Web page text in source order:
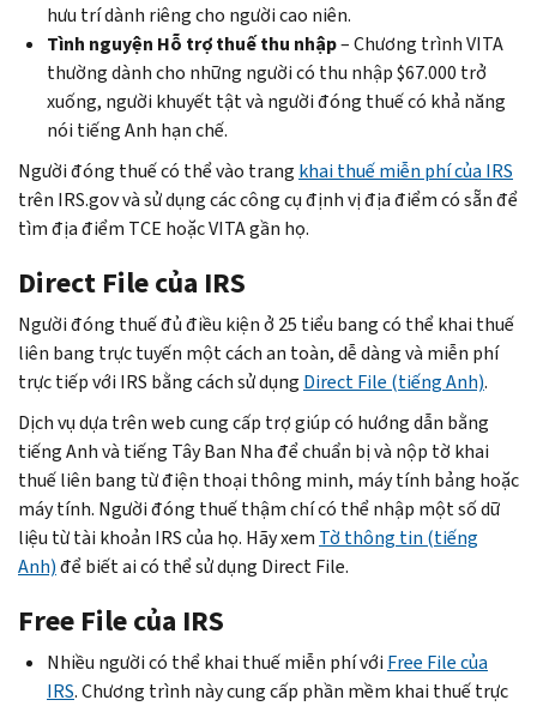
hưu trí dành riêng cho người cao niên.
Tình nguyện Hỗ trợ thuế thu nhập– Chương trình VITA
thường dành cho những người có thu nhập $67.000 trở
xuống, người khuyết tật và người đóng thuế có khả năng
nói tiếng Anh hạn chế.
Người đóng thuế có thể vào trang khai thuế miễn phí của IRS
trên IRS.gov và sử dụng các công cụ định vị địa điểm có sẵn để
tìm địa điểm TCE hoặc VITA gần họ.
Direct Filecủa IRS
Người đóng thuế đủ điều kiện ở 25 tiểu bang có thể khai thuế
liên bang trực tuyến một cách an toàn, dễ dàng và miễn phí
trực tiếp với IRS bằng cách sử dụng Direct File (tiếng Anh).
Dịch vụ dựa trên web cung cấp trợ giúp có hướng dẫn bằng
tiếng Anh và tiếng Tây Ban Nha để chuẩn bị và nộp tờ khai
thuế liên bang từ điện thoại thông minh, máy tính bảng hoặc
máy tính. Người đóng thuế thậm chí có thể nhập một số dữ
liệu từ tài khoản IRS của họ. Hãy xem Tờ thông tin (tiếng
Anh)để biết ai có thể sử dụng Direct File.
Free Filecủa IRS
Nhiều người có thể khai thuế miễn phí với Free Filecủa
IRS. Chương trình này cung cấp phần mềm khai thuế trực